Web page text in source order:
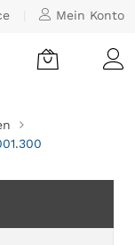
Mein Konto